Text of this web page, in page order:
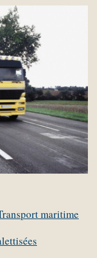
maritime